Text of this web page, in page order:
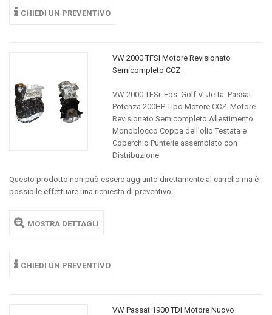
CHIEDI UN PREVENTIVO
VW 2000 TFSI Motore Revisionato
Semicompleto CCZ
VW 2000 TFSi Eos Golf V Jetta Passat
Potenza 200HP Tipo Motore CCZ Motore
Revisionato Semicompleto Allestimento
Monoblocco Coppa dell'olio Testata e
Coperchio Punterie assemblato con
Distribuzione
Questo prodotto non può essere aggiunto direttamente al carrello ma è
possibile effettuare una richiesta di preventivo.
MOSTRA DETTAGLI
CHIEDI UN PREVENTIVO
VW Passat 1900 TDI Motore Nuovo